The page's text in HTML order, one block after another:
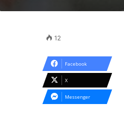
12
Facebook
X
Messenger